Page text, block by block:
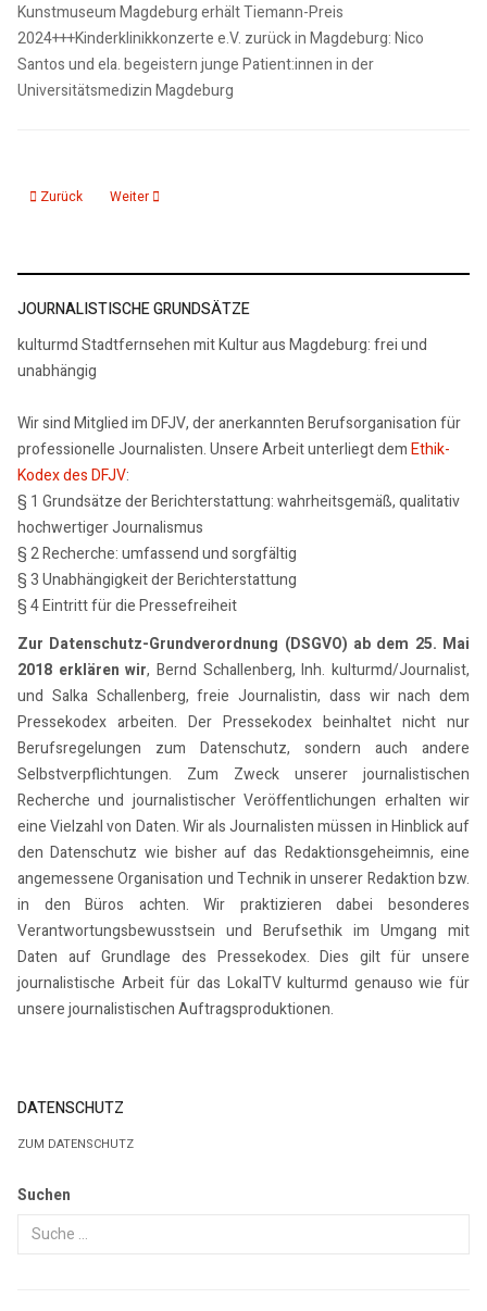
Kunstmuseum Magdeburg erhält Tiemann-Preis
2024+++Kinderklinikkonzerte e.V. zurück in Magdeburg: Nico
Santos und ela. begeistern junge Patient:innen in der
Universitätsmedizin Magdeburg
Vorheriger Beitrag: 10.10.24: Landesliteraturtage, Lesungen im
Zurück Nächster Beitrag: 09.10.24: KMD aktuelle 15, Nachrichten1
Weiter
JOURNALISTISCHE GRUNDSÄTZE
kulturmd Stadtfernsehen mit Kultur aus Magdeburg: frei und
unabhängig
Wir sind Mitglied im DFJV, der anerkannten Berufsorganisation für
professionelle Journalisten. Unsere Arbeit unterliegt demEthik-
Kodex des DFJV:
§ 1 Grundsätze der Berichterstattung: wahrheitsgemäß, qualitativ
hochwertiger Journalismus
§ 2 Recherche: umfassend und sorgfältig
§ 3 Unabhängigkeit der Berichterstattung
§ 4 Eintritt für die Pressefreiheit
Zur Datenschutz-Grundverordnung (DSGVO) ab dem 25. Mai
2018 erklären wir, Bernd Schallenberg, Inh. kulturmd/Journalist,
und Salka Schallenberg, freie Journalistin, dass wir nach dem
Pressekodex arbeiten. Der Pressekodex beinhaltet nicht nur
Berufsregelungen zum Datenschutz, sondern auch andere
Selbstverpflichtungen. Zum Zweck unserer journalistischen
Recherche und journalistischer Veröffentlichungen erhalten wir
eine Vielzahl von Daten. Wir als Journalisten müssen in Hinblick auf
den Datenschutz wie bisher auf das Redaktionsgeheimnis, eine
angemessene Organisation und Technik in unserer Redaktion bzw.
in den Büros achten. Wir praktizieren dabei besonderes
Verantwortungsbewusstsein und Berufsethik im Umgang mit
Daten auf Grundlage des Pressekodex. Dies gilt für unsere
journalistische Arbeit für das LokalTV kulturmd genauso wie für
unsere journalistischen Auftragsproduktionen.
DATENSCHUTZ
ZUM DATENSCHUTZ
Suchen